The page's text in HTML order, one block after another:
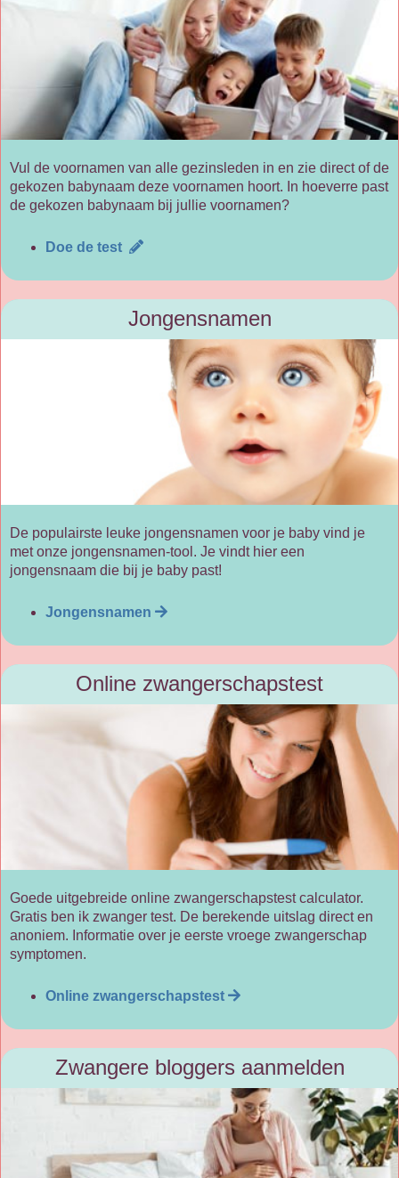
Vul de voornamen van alle gezinsleden in en zie direct of de
gekozen babynaam deze voornamen hoort. In hoeverre past
de gekozen babynaam bij jullie voornamen?
Doe de test
Jongensnamen
De populairste leuke jongensnamen voor je baby vind je
met onze jongensnamen-tool. Je vindt hier een
jongensnaam die bij je baby past!
Jongensnamen
Online zwangerschapstest
Goede uitgebreide online zwangerschapstest calculator.
Gratis ben ik zwanger test. De berekende uitslag direct en
anoniem. Informatie over je eerste vroege zwangerschap
symptomen.
Online zwangerschapstest
Zwangere bloggers aanmelden